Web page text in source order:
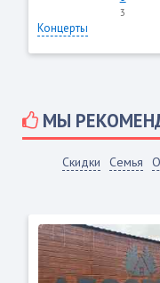
3
Концерты
МЫ
Скидки Семья